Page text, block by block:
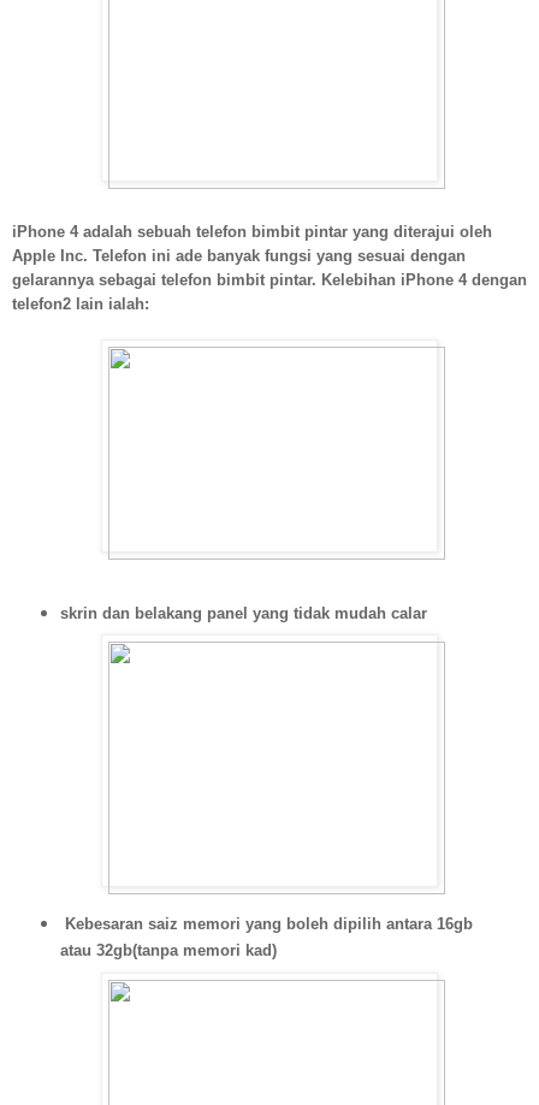
iPhone 4 adalah sebuah telefon bimbit pintar yang diterajui oleh
Apple Inc. Telefon ini ade banyak fungsi yang sesuai dengan
gelarannya sebagai telefon bimbit pintar. Kelebihan iPhone 4 dengan
telefon2 lain ialah:
skrin dan belakang panel yang tidak mudah calar
Kebesaran saiz memori yang boleh dipilih antara 16gb
atau 32gb(tanpa memori kad)